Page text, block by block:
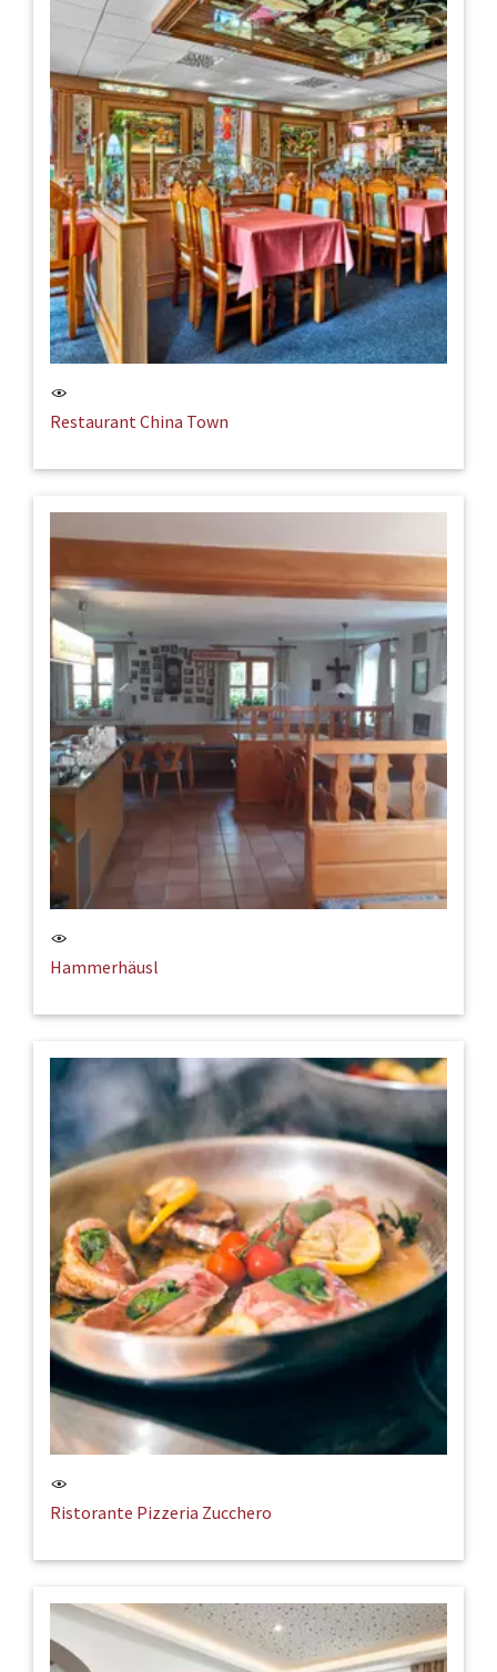
Restaurant China Town
Hammerhäusl
Ristorante Pizzeria Zucchero